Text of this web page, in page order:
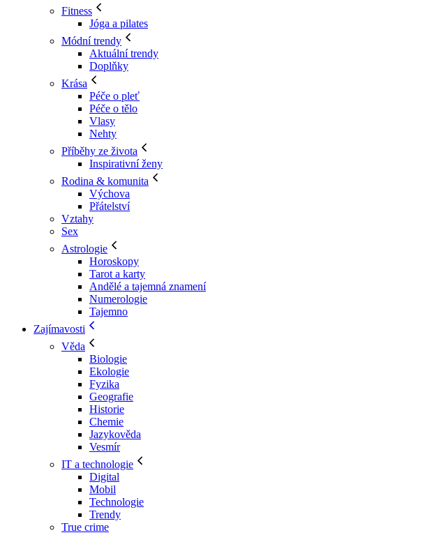
Fitness
Jóga a pilates
Módní trendy
Aktuální trendy
Doplňky
Krása
Péče o pleť
Péče o tělo
Vlasy
Nehty
Příběhy ze života
Inspirativní ženy
Rodina & komunita
Výchova
Přátelství
Vztahy
Sex
Astrologie
Horoskopy
Tarot a karty
Andělé a tajemná znamení
Numerologie
Tajemno
Zajímavosti
Věda
Biologie
Ekologie
Fyzika
Geografie
Historie
Chemie
Jazykověda
Vesmír
IT a technologie
Digital
Mobil
Technologie
Trendy
True crime